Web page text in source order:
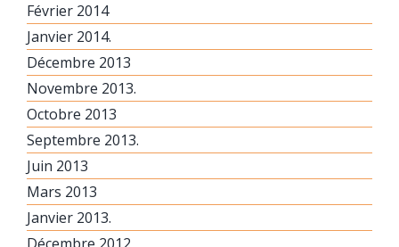
Février 2014
Janvier 2014.
Décembre 2013
Novembre 2013.
Octobre 2013
Septembre 2013.
Juin 2013
Mars 2013
Janvier 2013.